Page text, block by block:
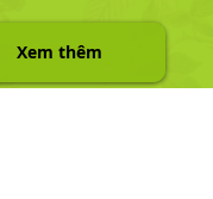
Xem thêm